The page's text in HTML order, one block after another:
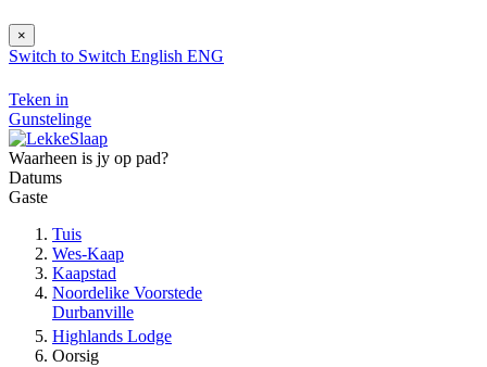
×
Switch to Switch English ENG
Teken in
Gunstelinge
Waarheen is jy op pad?
Datums
Gaste
Tuis
Wes-Kaap
Kaapstad
Noordelike Voorstede
Durbanville
Highlands Lodge
Oorsig